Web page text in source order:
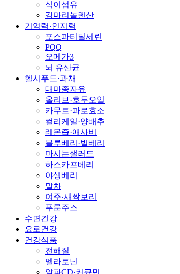
식이섬유
감마리놀렌산
기억력·인지력
포스파티딜세린
PQQ
오메가3
뇌 유산균
헬시푸드·과채
대마종자유
올리브·호두오일
카무트·파로효소
컬리케일·양배추
레몬즙·애사비
블루베리·빌베리
마시는샐러드
하스카프베리
야생베리
말차
여주·새싹보리
푸룬주스
수면건강
요로건강
건강식품
전해질
멜라토닌
알파CD·커큐민